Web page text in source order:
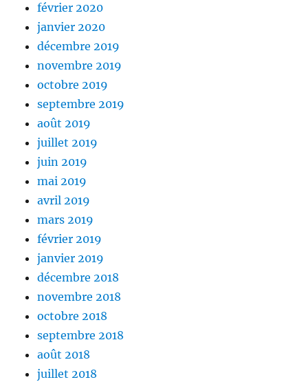
février 2020
janvier 2020
décembre 2019
novembre 2019
octobre 2019
septembre 2019
août 2019
juillet 2019
juin 2019
mai 2019
avril 2019
mars 2019
février 2019
janvier 2019
décembre 2018
novembre 2018
octobre 2018
septembre 2018
août 2018
juillet 2018